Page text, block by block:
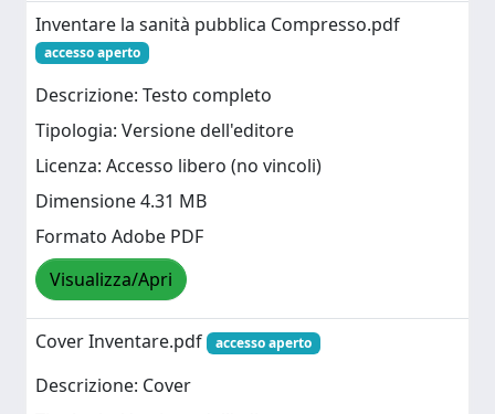
Inventare la sanità pubblica Compresso.pdf
accesso aperto
Descrizione: Testo completo
Tipologia: Versione dell'editore
Licenza: Accesso libero (no vincoli)
Dimensione 4.31 MB
Formato Adobe PDF
Visualizza/Apri
Cover Inventare.pdf accesso aperto
Descrizione: Cover